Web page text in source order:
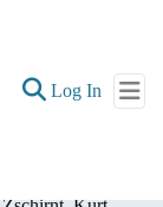
Log In (current)